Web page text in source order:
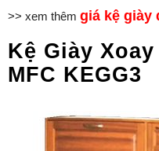
>> xem thêm giá kệ giày
Kệ Giày
MFC KEGG3